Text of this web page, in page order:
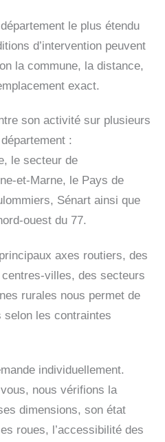
le plus étendu
d’intervention peuvent
la commune, la distance,
exact.
son activité sur plusieurs
:
le secteur de
et-Marne, le Pays de
Sénart ainsi que
ouest du 77.
axes routiers, des
villes, des secteurs
rurales nous permet de
selon les contraintes
individuellement.
nous vérifions la
dimensions, son état
roues, l’accessibilité des